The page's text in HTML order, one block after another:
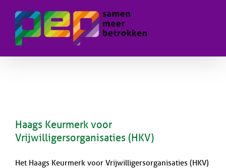
content
Haags Keurmerk voor
Vrijwilligersorganisaties (HKV)
Het Haags Keurmerk voor Vrijwilligersorganisaties (HKV)